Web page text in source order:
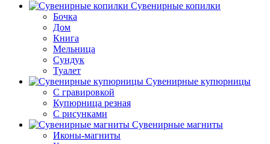
Сувенирные копилки
Бочка
Дом
Книга
Мельница
Сундук
Туалет
Сувенирные купюрницы
C гравировкой
Купюрница резная
С рисунками
Сувенирные магниты
Иконы-магниты